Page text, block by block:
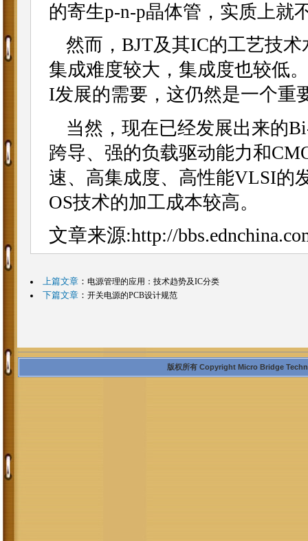
的寄生p-n-p晶体管，实质上就
然而，BJT及其IC的工艺技
集成难度较大，集成度也较低
I发展的需要，这仍然是一个重
当然，现在已经发展出来的
跨导、强的负载驱动能力和
速、高集成度、高性能VLSI的
OS技术的加工成本较高。
文章来源:http://
上篇文章： 电源管理的应用：技术趋势及IC分类
下篇文章： 开关电源的PCB设计规范
版权所有 Copyright Micro Bridge